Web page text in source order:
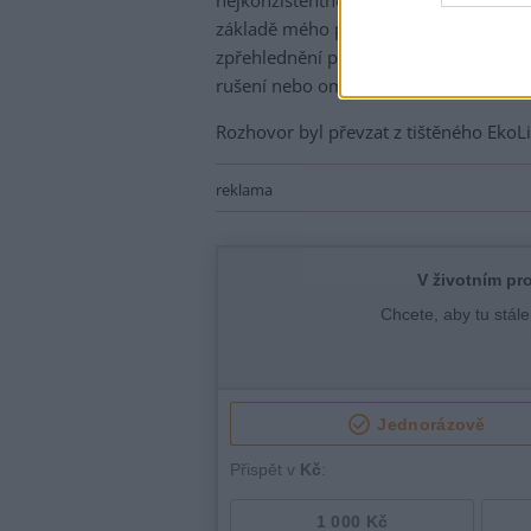
základě mého požadavku zaujal
zpřehlednění pravidel účasti
rušení nebo omezení. Stejný názor
Rozhovor byl převzat z tištěného
reklama